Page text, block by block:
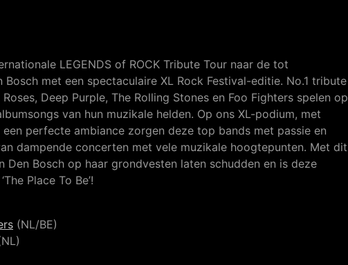
LEGENDS of ROCK Tribute Tour naar de tot
met een spectaculaire XL Rock Festival-editie. No.1 tribute
Deep Purple, The Rolling Stones en Foo Fighters spelen op
van hun muzikale helden. Op ons XL-podium, met
perfecte ambiance zorgen deze top bands met passie en
dampende concerten met vele muzikale hoogtepunten. Met dit
Bosch op haar grondvesten laten schudden en is deze
Place To Be’!
(NL/BE)